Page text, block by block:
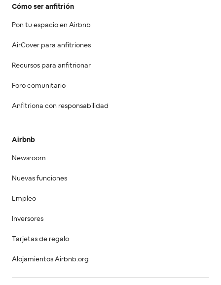
Cómo ser anfitrión
Pon tu espacio en Airbnb
AirCover para anfitriones
Recursos para anfitrionar
Foro comunitario
Anfitriona con responsabilidad
Airbnb
Newsroom
Nuevas funciones
Empleo
Inversores
Tarjetas de regalo
Alojamientos Airbnb.org